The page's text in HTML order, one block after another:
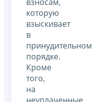
которую
взыскивает
в
принудительном
порядке.
Кроме
того,
на